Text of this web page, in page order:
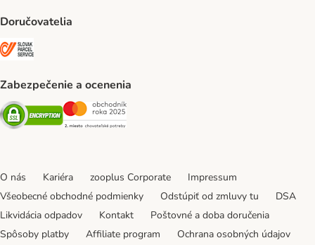
Doručovatelia
Zabezpečenie a ocenenia
Security Security
O nás Kariéra zooplus Corporate
Impressum
Všeobecné obchodné podmienky
Odstúpiť od zmluvy tu
DSA
Likvidácia odpadov
Kontakt
Poštovné a doba doručenia
Spôsoby platby
Affiliate program Ochrana osobných údajov